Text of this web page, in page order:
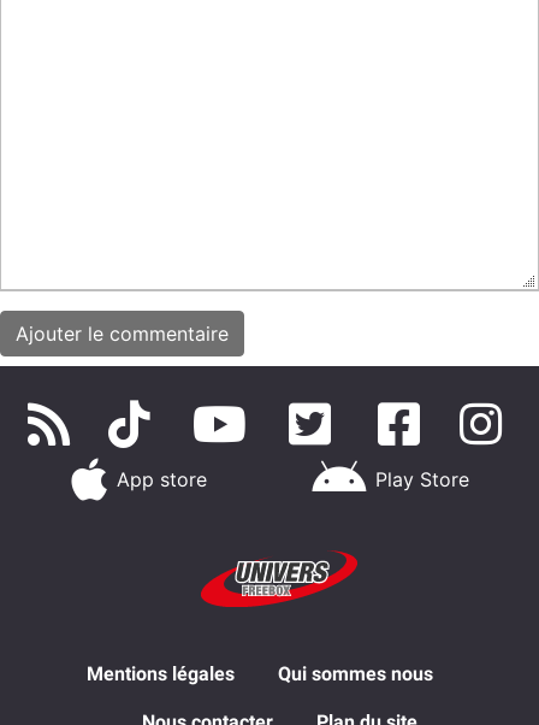
App store Play Store
Mentions légales Qui sommes nous